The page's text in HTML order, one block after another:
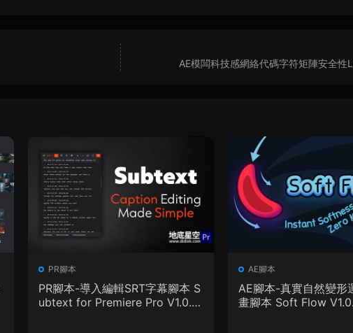
AE模闆科技感網絡代碼字符矩陣安全性
PR腳本
PR腳本-導入編輯SRT字幕腳本 S
ubtext for Premiere Pro V1.0.0
AE腳本
AE腳本-真實自然變形
畫腳本 Soft Flow